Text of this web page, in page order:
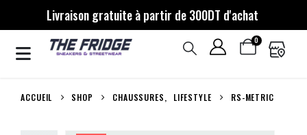
Livraison gratuite à partir de 300DT d'achat
0
ACCUEIL SHOP CHAUSSURES, LIFESTYLE RS-METRIC